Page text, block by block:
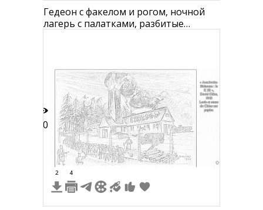
Гедеон с факелом и рогом, ночной
лагерь с палатками, разбитые
10
2 4